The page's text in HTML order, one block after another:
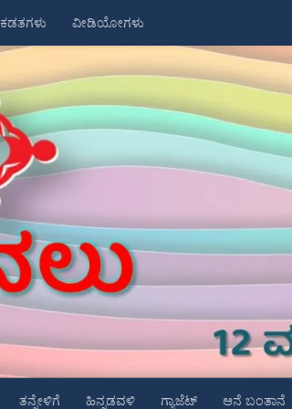
ಕಡತಗಳು ವೀಡಿಯೋಗಳು
ತನ್ನೇಳಿಗೆ ಹಿನ್ನಡವಳಿ ಗ್ಯಾಜೆಟ್ ಆನೆ ಬಂತಾನೆ